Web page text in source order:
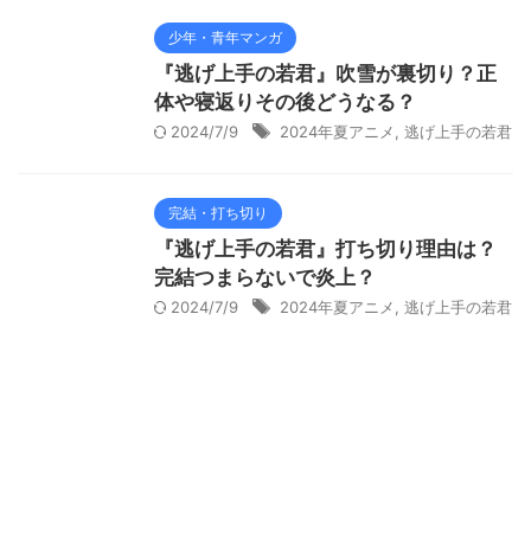
少年・青年マンガ
『逃げ上手の若君』吹雪が裏切り？正
体や寝返りその後どうなる？
2024/7/9 2024年夏アニメ 逃げ上手の若君
完結・打ち切り
『逃げ上手の若君』打ち切り理由は？
完結つまらないで炎上？
2024/7/9 2024年夏アニメ 逃げ上手の若君